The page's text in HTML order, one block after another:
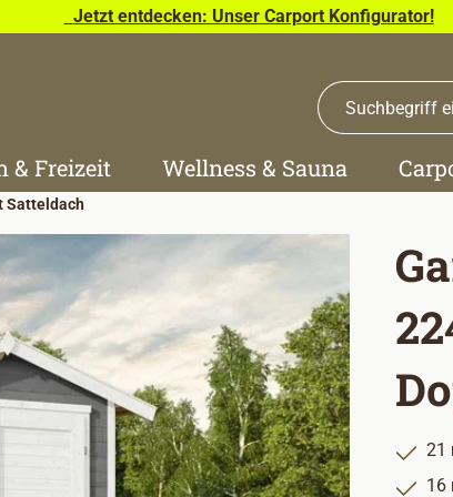
Jetzt entdecken: Unser Carport Konfigurator!
& Freizeit Wellness & Sauna
Satteldach
21
16